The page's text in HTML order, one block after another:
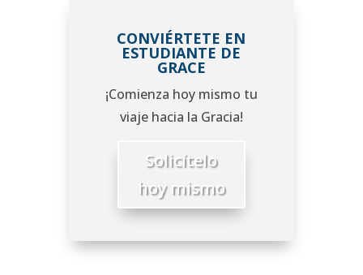
CONVIÉRTETE EN
ESTUDIANTE DE
GRACE
¡Comienza hoy mismo tu
viaje hacia la Gracia!
Solicítelo
hoy mismo